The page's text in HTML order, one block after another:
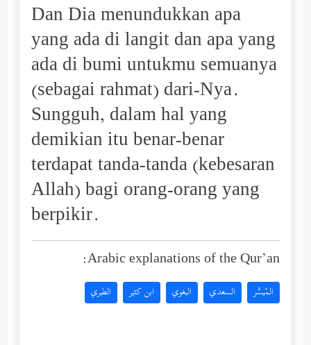
Dan Dia menundukkan apa
yang ada di langit dan apa yang
ada di bumi untukmu semuanya
(sebagai rahmat) dari-Nya.
Sungguh, dalam hal yang
demikian itu benar-benar
terdapat tanda-tanda (kebesaran
Allah) bagi orang-orang yang
berpikir.
Arabic explanations of the Qur’an:
المُيسَّر السعدي البغوي ابن كثير الطبري